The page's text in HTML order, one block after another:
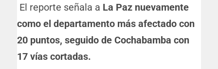
El reporte señala a La Paz nuevamente
como el departamento más afectado con
20 puntos, seguido de Cochabamba con
17 vías cortadas.